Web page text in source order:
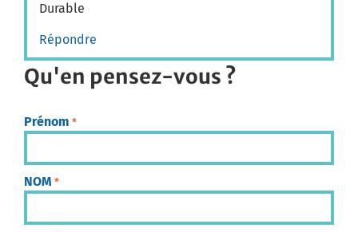
Durable
Répondre
Qu'en pensez-vous ?
Prénom *
NOM *